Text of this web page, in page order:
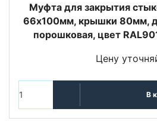
Муфта для закрытия
66х100мм, крышки 80мм,
порошковая, цвет
Цену
В